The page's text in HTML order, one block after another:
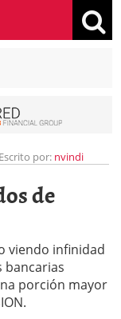
Escrito por: nvindi
de
viendo infinidad
bancarias
porción mayor